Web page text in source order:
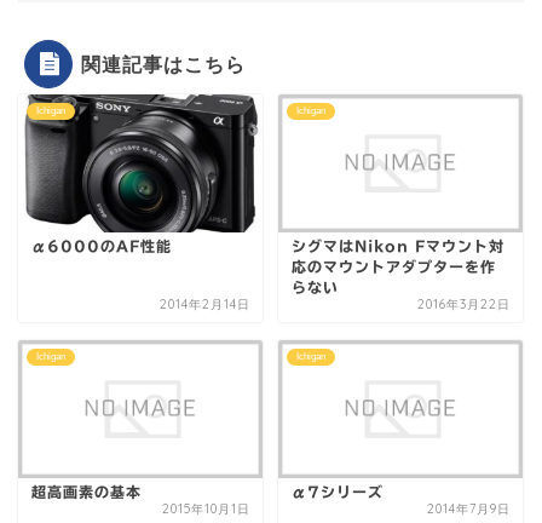
関連記事はこちら
Ichigan
α6000のAF性能
2014年2月14日
Ichigan
シグマはNikon Fマウント対
応のマウントアダプターを作
らない
2016年3月22日
Ichigan
超高画素の基本
2015年10月1日
Ichigan
α7シリーズ
2014年7月9日